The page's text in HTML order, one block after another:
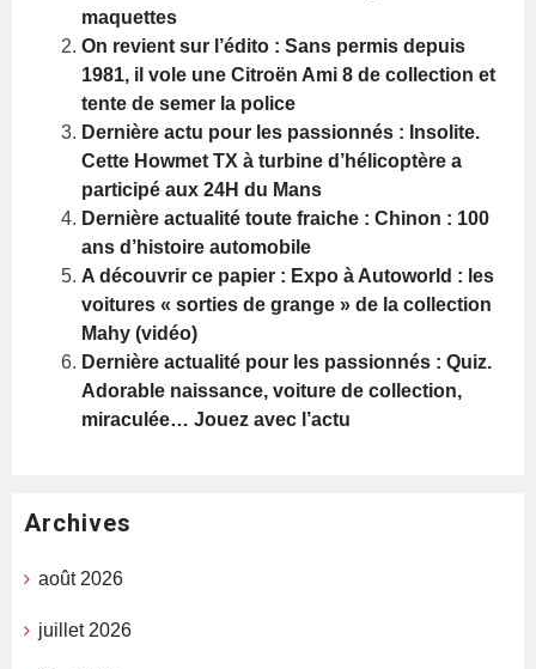
maquettes
On revient sur l’édito : Sans permis depuis
1981, il vole une Citroën Ami 8 de collection et
tente de semer la police
Dernière actu pour les passionnés : Insolite.
Cette Howmet TX à turbine d’hélicoptère a
participé aux 24H du Mans
Dernière actualité toute fraiche : Chinon : 100
ans d’histoire automobile
A découvrir ce papier : Expo à Autoworld : les
voitures « sorties de grange » de la collection
Mahy (vidéo)
Dernière actualité pour les passionnés : Quiz.
Adorable naissance, voiture de collection,
miraculée… Jouez avec l’actu
Archives
août 2026
juillet 2026